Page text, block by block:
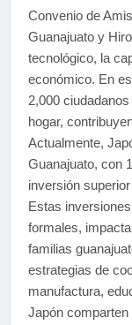
Convenio de
Guanajuato y
tecnológico, la
económico. En
2,000
hogar,
Actualmente,
Guanajuato, con
inversión
Estas
formales,
familias
estrategias de
manufactura,
Japón